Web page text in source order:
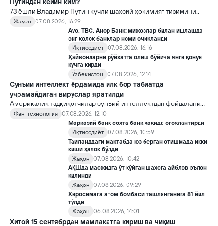
Путиндан кейин ким?
73 ёшли Владимир Путин кучли шахсий ҳокимият тизимини
яратди, аммо ундан кейин ким келиши ва ҳокимиятни
топшириш механизми ҳали ноаниқ. Таҳлилчилар фикрича, бу
Кремлда ворислик жангига олиб келиши мумкин.
Жаҳон
07.08.2026, 16:29
Avo, TBC, Анор Банк: мижозлар билан ишлашда
энг қолоқ банклар номи очиқланди
Иқтисодиёт 07.08.2026, 16:16
Ҳайвонларни рўйхатга олиш бўйича янги қонун
кучга кирди
Ўзбекистон
07.08.2026, 12:14
Сунъий интеллект ёрдамида илк бор табиатда
учрамайдиган вируслар яратилди
Америкалик тадқиқотчилар сунъий интеллектдан фойдаланиб
16 та вирус яратди. Бу кашфиёт янги ютуқларга умид уйғотиш
билан бирга, ундан нотўғри мақсадда фойдаланиш борасидаги
хавотирларни ҳам кучайтирмоқда.
Фан-технология 07.08.2026, 12:10
Марказий банк сохта банк ҳақида огоҳлантирди
Иқтисодиёт 07.08.2026, 10:59
Таиланддаги мактабда юз берган отишмада икки
киши ҳалок бўлди
Жаҳон
07.08.2026, 10:42
АҚШда масжидга ўт қўйган шахсга айблов эълон
қилинди
Жаҳон
07.08.2026, 09:29
Хиросимага атом бомбаси ташланганига 81 йил
тўлди
Жаҳон
06.08.2026, 14:01
Хитой 15 сентябрдан мамлакатга кириш ва чиқиш